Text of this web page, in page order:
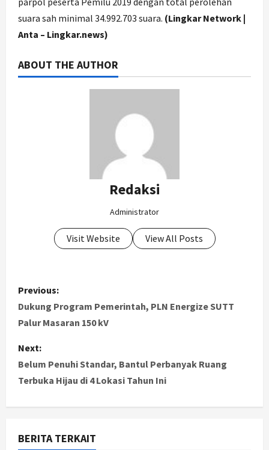
suara sah minimal 34.992.703 suara. (Lingkar Network |
Anta – Lingkar.news)
ABOUT THE AUTHOR
Redaksi
Administrator
Visit Website View All Posts
P
o
t
n
a
v
Previous:
Dukung Program Pemerintah, PLN Energize SUTT
Palur Masaran 150 kV
Next:
Belum Penuhi Standar, Bantul Perbanyak Ruang
Terbuka Hijau di 4 Lokasi Tahun Ini
BERITA TERKAIT